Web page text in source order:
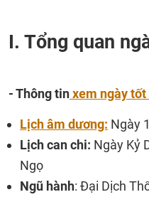
I. Tổng quan
- Thông tinxem ngày
Lịch âm dương: Ngày
Lịch can chi: Ngày Kỷ
Ngọ
Ngũ hành: Đại Dịch